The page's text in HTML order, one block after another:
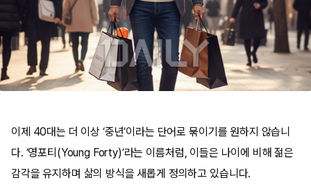
이제 40대는 더 이상 ‘중년’이라는 단어로 묶이기를 원하지 않습니
다. ‘영포티(Young Forty)’라는 이름처럼, 이들은 나이에 비해 젊은
감각을 유지하며 삶의 방식을 새롭게 정의하고 있습니다.